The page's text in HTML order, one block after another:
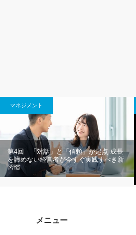
マネジメント
第4回 「対話」と「信頼」が起点 成長
を諦めない経営者が今すぐ実践すべき新
習慣
メニュー